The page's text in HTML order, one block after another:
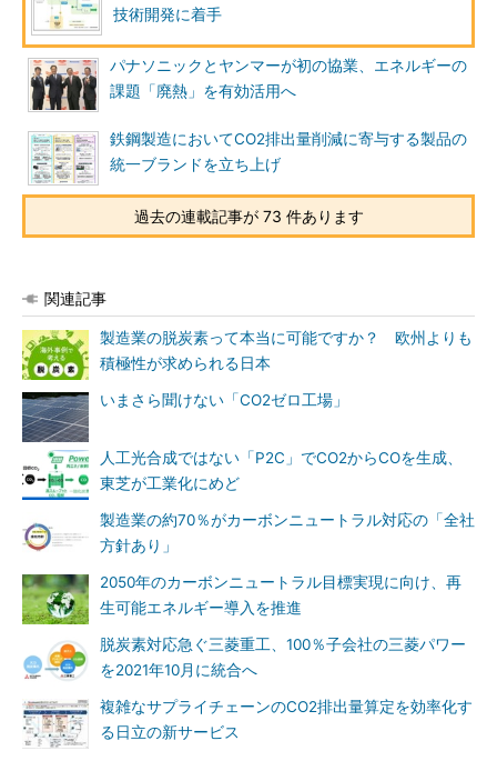
技術開発に着手
パナソニックとヤンマーが初の協業、エネルギーの
課題「廃熱」を有効活用へ
鉄鋼製造においてCO2排出量削減に寄与する製品の
統一ブランドを立ち上げ
過去の連載記事が 73 件あります
関連記事
製造業の脱炭素って本当に可能ですか？ 欧州よりも
積極性が求められる日本
いまさら聞けない「CO2ゼロ工場」
人工光合成ではない「P2C」でCO2からCOを生成、
東芝が工業化にめど
製造業の約70％がカーボンニュートラル対応の「全社
方針あり」
2050年のカーボンニュートラル目標実現に向け、再
生可能エネルギー導入を推進
脱炭素対応急ぐ三菱重工、100％子会社の三菱パワー
を2021年10月に統合へ
複雑なサプライチェーンのCO2排出量算定を効率化す
る日立の新サービス